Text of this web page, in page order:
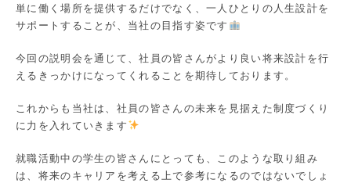
単に働く場所を提供するだけでなく、一人ひとりの人生設計を
サポートすることが、当社の目指す姿です
今回の説明会を通じて、社員の皆さんがより良い将来設計を行
えるきっかけになってくれることを期待しております。
これからも当社は、社員の皆さんの未来を見据えた制度づくり
に力を入れていきます
就職活動中の学生の皆さんにとっても、このような取り組み
は、将来のキャリアを考える上で参考になるのではないでしょ